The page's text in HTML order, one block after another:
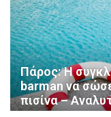
Πάρος: Η
barman να
πισίνα –